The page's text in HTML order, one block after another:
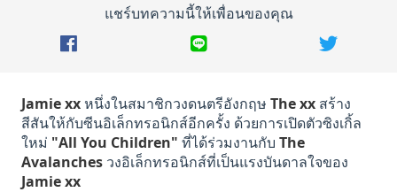
แชร์บทความนี้ให้เพื่อนของคุณ
Jamie xxหนึ่งในสมาชิกวงดนตรีอังกฤษ The xx สร้าง
สีสันให้กับซีนอิเล็กทรอนิกส์อีกครั้ง ด้วยการเปิดตัวซิงเกิ้ล
ใหม่ "All You Children" ที่ได้ร่วมงานกับ The
Avalanches วงอิเล็กทรอนิกส์ที่เป็นแรงบันดาลใจของ
Jamie xx